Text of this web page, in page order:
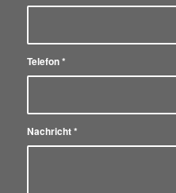
Telefon*
Nachricht*